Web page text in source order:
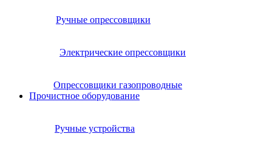
Ручные опрессовщики
Электрические опрессовщики
Опрессовщики газопроводные
Прочистное оборудование
Ручные устройства